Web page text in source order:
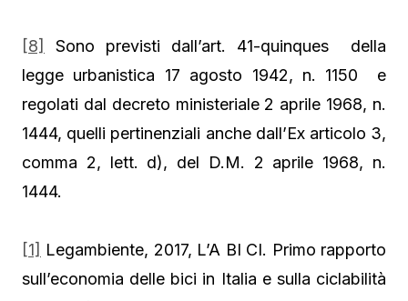
[8]
Sono previsti dall’art. 41-quinques della
legge urbanistica 17 agosto 1942, n. 1150 e
regolati dal decreto ministeriale 2 aprile 1968, n.
1444, quelli pertinenziali anche dall’Ex articolo 3,
comma 2, lett. d), del D.M. 2 aprile 1968, n.
1444.
[1] Legambiente, 2017, L’A BI CI. Primo rapporto
sull’economia delle bici in Italia e sulla ciclabilità